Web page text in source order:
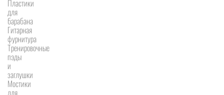
Пластики
для
барабана
Гитарная
фурнитура
Тренировочные
пэды
и
заглушки
Мостики